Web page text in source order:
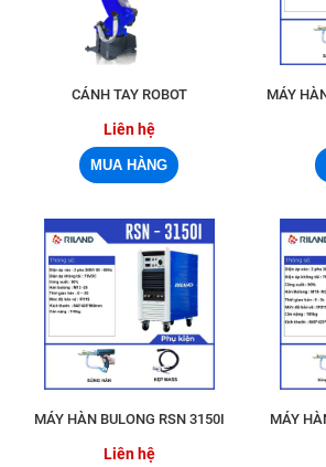
CÁNH TAY ROBOT
Liên hệ
MÁY
MÁY HÀN BULONG RSN 3150I
Liên hệ
MÁY